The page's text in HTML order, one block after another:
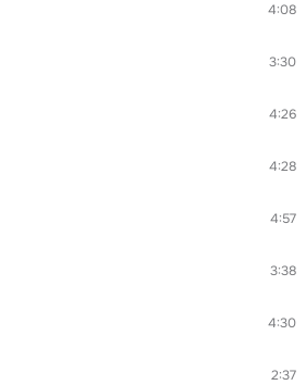
4:08
3:30
4:26
4:28
4:57
3:38
4:30
2:37